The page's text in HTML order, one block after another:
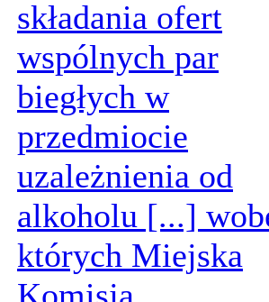
składania ofert
wspólnych par
biegłych w
przedmiocie
uzależnienia od
alkoholu [...]
których Miejska